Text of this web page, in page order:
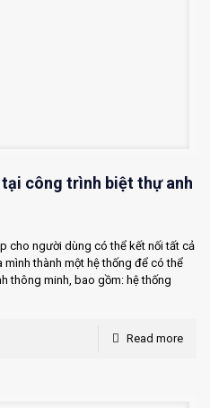
công trình biệt thự anh
cho người dùng có thể kết nối tất cả
thành một hệ thống để có thể
thông minh, bao gồm: hệ thống
Read more